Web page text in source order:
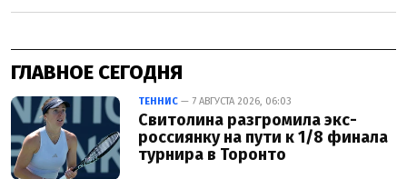
ГЛАВНОЕ СЕГОДНЯ
ТЕННИС — 7 АВГУСТА 2026, 06:03
Свитолина разгромила экс-
россиянку на пути к 1/8 финала
турнира в Торонто